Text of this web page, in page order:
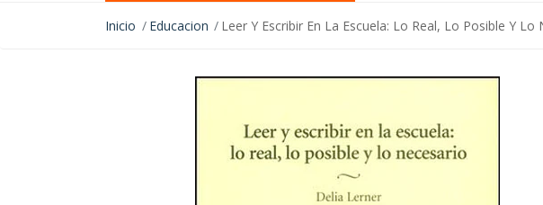
Inicio Educacion Leer Y Escribir En La Escuela: Lo Real, Lo Posible Y Lo